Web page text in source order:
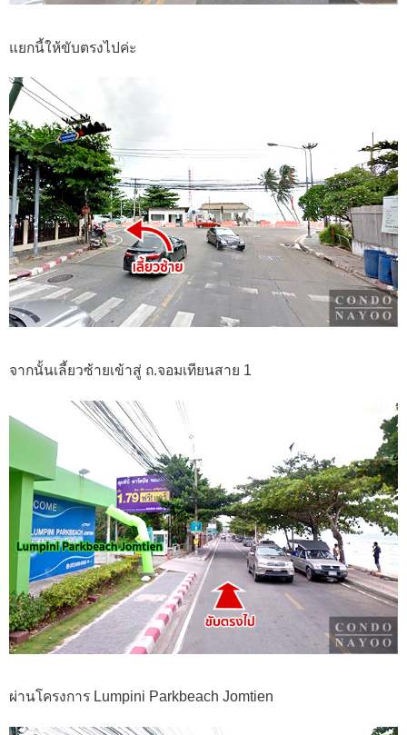
แยกนี้ให้ขับตรงไปค่ะ
จากนั้นเลี้ยวซ้ายเข้าสู่ ถ.จอมเทียนสาย 1
ผ่านโครงการ Lumpini Parkbeach Jomtien